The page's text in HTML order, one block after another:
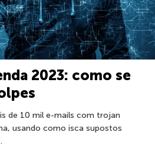
2023: como se
de 10 mil e-mails com trojan
usando como isca supostos